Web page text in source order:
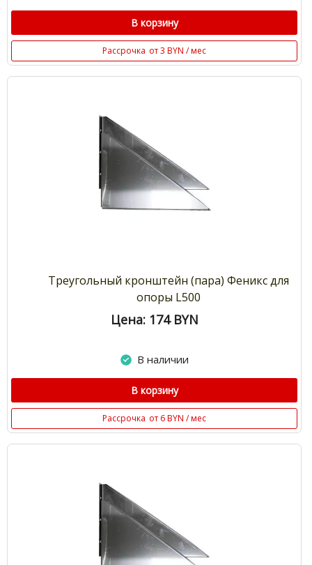
В корзину
Рассрочка от 3 BYN / мес
Треугольный кронштейн (пара) Феникс для
опоры L500
Цена: 174 BYN
В наличии
В корзину
Рассрочка от 6 BYN / мес